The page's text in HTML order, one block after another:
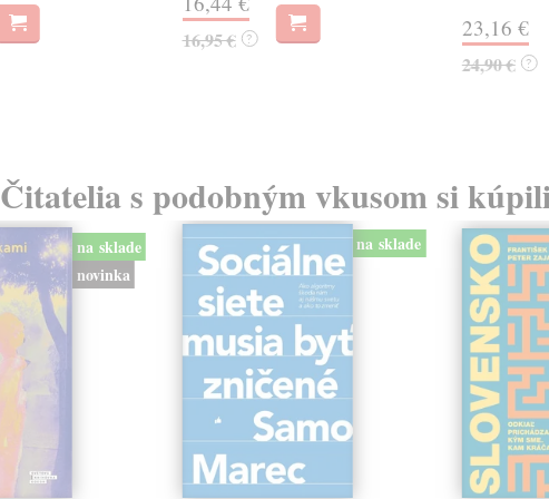
16,95 € ? 23,16 €
24,90 € ?
Čitatelia s podobným vkusom si
na sklade
novinka
na sklade